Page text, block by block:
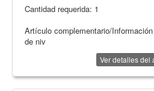
Cantidad requerida: 1
Artículo complementario/
de niv
Ver detalles del